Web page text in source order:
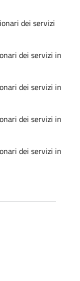
dei servizi
dei servizi in
dei servizi in
dei servizi in
dei servizi in